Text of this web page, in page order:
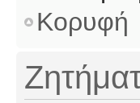
Κορυφή